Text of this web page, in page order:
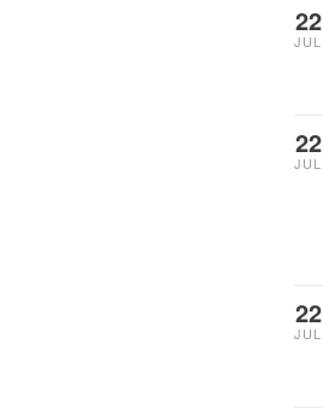
22
JUL
22
JUL
22
JUL